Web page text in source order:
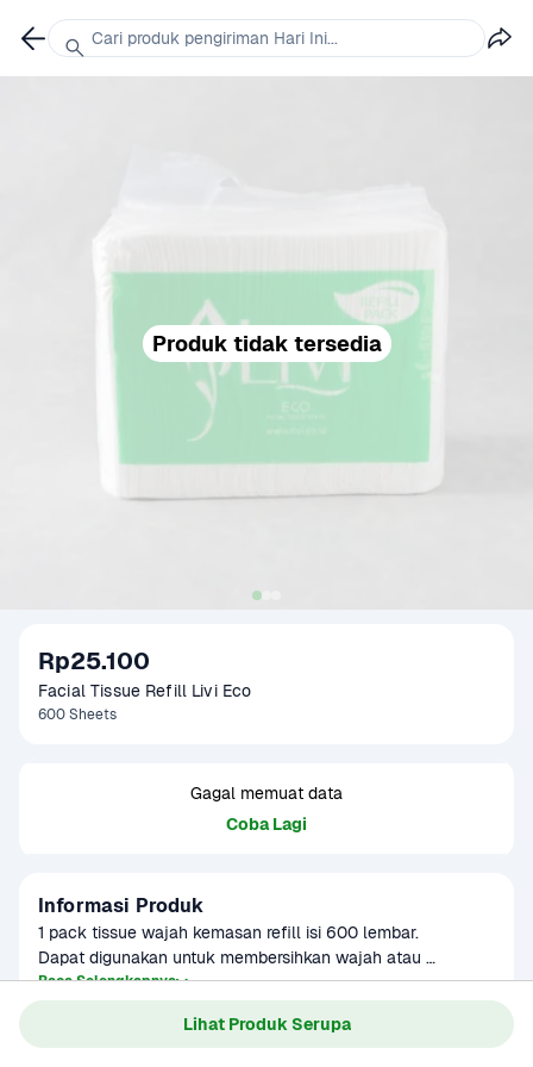
Lihat Produk Serupa
Produk tidak tersedia
Rp25.100
Facial Tissue Refill Livi Eco
600 Sheets
Gagal memuat data
Coba Lagi
Informasi Produk
1 pack tissue wajah kemasan refill isi 600 lembar.
Dapat digunakan untuk membersihkan wajah atau
kebutuhan sehari-hari.
Baca Selengkapnya
Kategori Perawatan Rumah
Cari produk pengiriman Hari Ini...